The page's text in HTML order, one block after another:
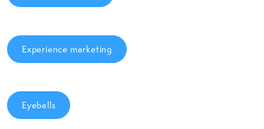
Experience marketing
Eyeballs